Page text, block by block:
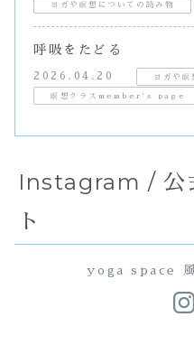
ヨガや瞑想についての読み物
呼吸をたどる
2026.04.20 ヨガや瞑
瞑想クラスmember's page
Instagram / 公
ト
yoga space 風